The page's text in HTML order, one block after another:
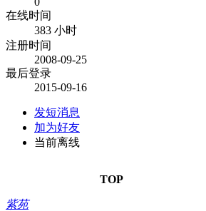
在线时间
383 小时
注册时间
2008-09-25
最后登录
2015-09-16
发短消息
加为好友
当前离线
TOP
紫苑